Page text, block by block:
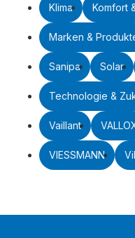
Klima Komfort
Marken &
Sanipa Solar
Technologie &
Vaillant
VIESSMANN